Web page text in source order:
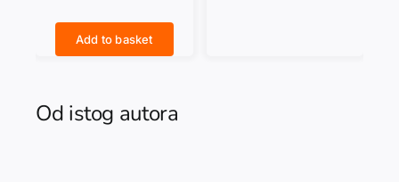
Add to basket
Od istog autora